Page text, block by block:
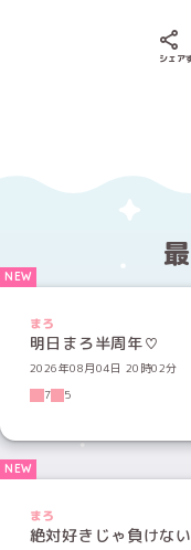
シェア
まろ
明日まろ半周年♡
2026年08月04日 20時02分
7
5
まろ
絶対好きじゃ負けな